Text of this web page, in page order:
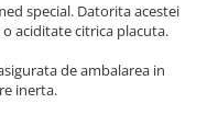
special. Datorita acestei
aciditate citrica placuta.
de ambalarea in
inerta.